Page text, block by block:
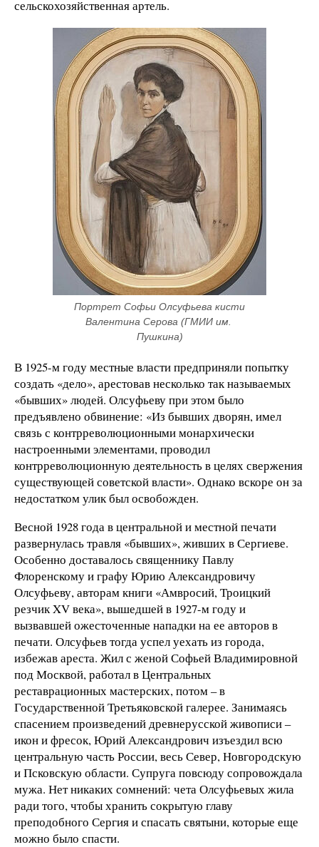
сельскохозяйственная артель.
Портрет Софьи Олсуфьева кисти
Валентина Серова (ГМИИ им.
Пушкина)
В 1925-м году местные власти предприняли попытку
создать «дело», арестовав несколько так называемых
«бывших» людей. Олсуфьеву при этом было
предъявлено обвинение: «Из бывших дворян, имел
связь с контрреволюционными монархически
настроенными элементами, проводил
контрреволюционную деятельность в целях свержения
существующей советской власти». Однако вскоре он за
недостатком улик был освобожден.
Весной 1928 года в центральной и местной печати
развернулась травля «бывших», живших в Сергиеве.
Особенно доставалось священнику Павлу
Флоренскому и графу Юрию Александровичу
Олсуфьеву, авторам книги «Амвросий, Троицкий
резчик XV века», вышедшей в 1927-м году и
вызвавшей ожесточенные нападки на ее авторов в
печати. Олсуфьев тогда успел уехать из города,
избежав ареста. Жил с женой Софьей Владимировной
под Москвой, работал в Центральных
реставрационных мастерских, потом – в
Государственной Третьяковской галерее. Занимаясь
спасением произведений древнерусской живописи –
икон и фресок, Юрий Александрович изъездил всю
центральную часть России, весь Север, Новгородскую
и Псковскую области. Супруга повсюду сопровождала
мужа. Нет никаких сомнений: чета Олсуфьевых жила
ради того, чтобы хранить сокрытую главу
преподобного Сергия и спасать святыни, которые еще
можно было спасти.